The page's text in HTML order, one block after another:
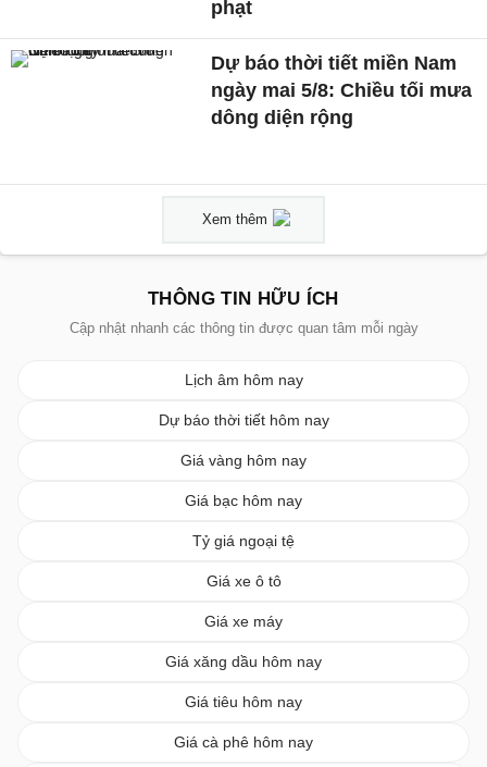
phạt
Dự báo thời tiết miền Nam
ngày mai 5/8: Chiều tối mưa
dông diện rộng
Xem thêm
THÔNG TIN HỮU ÍCH
Cập nhật nhanh các thông tin được quan tâm mỗi ngày
Lịch âm hôm nay
Dự báo thời tiết hôm nay
Giá vàng hôm nay
Giá bạc hôm nay
Tỷ giá ngoại tệ
Giá xe ô tô
Giá xe máy
Giá xăng dầu hôm nay
Giá tiêu hôm nay
Giá cà phê hôm nay